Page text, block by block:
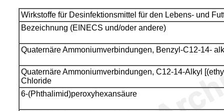
Wirkstoffe für Desinfektionsmittel für den Lebens- und
Bezeichnung (EINECS und/oder andere)
Quaternäre Ammoniumverbindungen, Benzyl-C12-14-
Quaternäre Ammoniumverbindungen, C12-14-Alkyl
Chloride
6-(Phthalimid)peroxyhexansäure